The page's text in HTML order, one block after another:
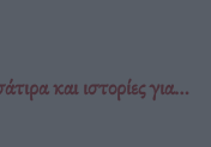
και ιστορίες για…